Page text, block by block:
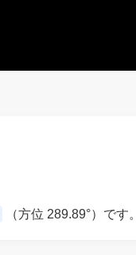
（方位 289.89°）です。